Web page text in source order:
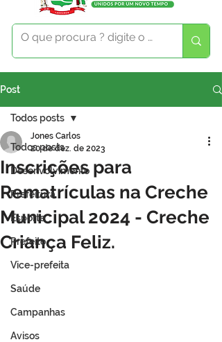
Post
Todos posts
Desenvolvimento
Prefeitura
Esporte
Prefeito
Vice-prefeita
Saúde
Campanhas
Avisos
Todos posts
Inscrições para
Rematrículas na Creche
Municipal 2024 - Creche
Criança Feliz.
Jones Carlos
20 de dez. de 2023